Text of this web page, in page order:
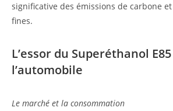
significative des émissions de carbone
fines.
L’essor du Superéthanol
l’automobile
Le marché et la consommation